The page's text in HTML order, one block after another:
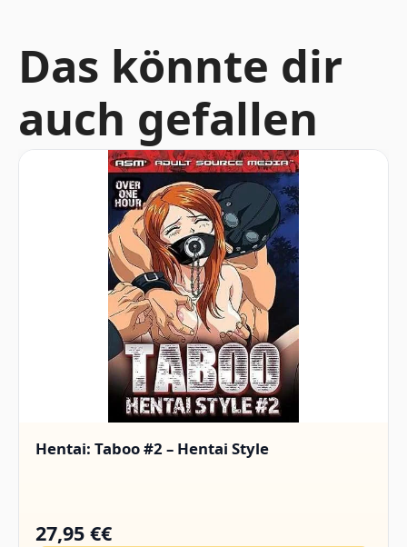
Das könnte dir
auch gefallen
Hentai: Taboo #2 – Hentai Style
27,95 €€